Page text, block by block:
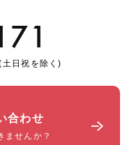
日祝を除く)
合わせ
ませんか？